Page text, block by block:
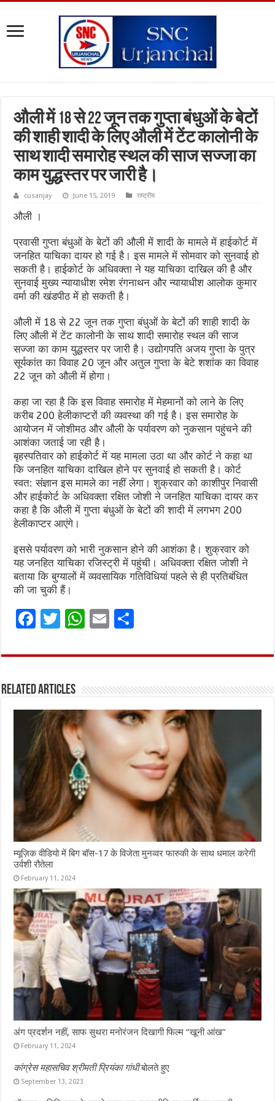
औली में 18 से 22 जून तक गुप्ता बंधुओं के बेटों
की शाही शादी के लिए औली में टेंट कालोनी के
साथ शादी समारोह स्थल की साज सज्जा का
काम युद्धस्तर पर जारी है।
cusanjay June 15, 2019 राष्ट्रीय
औली ।
प्रवासी गुप्ता बंधुओं के बेटों की औली में शादी के मामले में हाईकोर्ट में
जनहित याचिका दायर हो गई है। इस मामले में सोमवार को सुनवाई हो
सकती है। हाईकोर्ट के अधिवक्ता ने यह याचिका दाखिल की है और
सुनवाई मुख्य न्यायाधीश रमेश रंगनाथन और न्यायाधीश आलोक कुमार
वर्मा की खंडपीठ में हो सकती है।
औली में 18 से 22 जून तक गुप्ता बंधुओं के बेटों की शाही शादी के
लिए औली में टेंट कालोनी के साथ शादी समारोह स्थल की साज
सज्जा का काम युद्धस्तर पर जारी है। उद्योगपति अजय गुप्ता के पुत्र
सूर्यकांत का विवाह 20 जून और अतुल गुप्ता के बेटे शशांक का विवाह
22 जून को औली में होगा।
कहा जा रहा है कि इस विवाह समारोह में मेहमानों को लाने के लिए
करीब 200 हेलीकाप्टरों की व्यवस्था की गई है। इस समारोह के
आयोजन में जोशीमठ और औली के पर्यावरण को नुकसान पहुंचने की
आशंका जताई जा रही है।
बृहस्पतिवार को हाईकोर्ट में यह मामला उठा था और कोर्ट ने कहा था
कि जनहित याचिका दाखिल होने पर सुनवाई हो सकती है। कोर्ट
स्वत: संज्ञान इस मामले का नहीं लेगा। शुक्रवार को काशीपुर निवासी
और हाईकोर्ट के अधिवक्ता रक्षित जोशी ने जनहित याचिका दायर कर
कहा है कि औली में गुप्ता बंधुओं के बेटों की शादी में लगभग 200
हेलीकाप्टर आएंगे।
इससे पर्यावरण को भारी नुकसान होने की आशंका है। शुक्रवार को
यह जनहित याचिका रजिस्ट्री में पहुंची। अधिवक्ता रक्षित जोशी ने
बताया कि बुग्यालों में व्यवसायिक गतिविधियां पहले से ही प्रतिबंधित
की जा चुकी हैं।
F
ce
o
o
k
T
it
r
W
at
A
p
p
E
ai ar
Related Articles
म्यूज़िक वीडियो में बिग बॉस-17 के विजेता मुनव्वर फारुकी के साथ धमाल करेगी
उर्वशी रौतेला
February 11, 2024
अंग प्रदर्शन नहीं, साफ सुथरा मनोरंजन दिखागी फिल्म “खूनी आंख”
February 11, 2024
कांग्रेस महासचिव श्रीमती प्रियंका गांधीबोलते हुए
September 13, 2023